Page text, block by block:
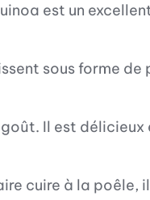
est un
sous forme de
Il est délicieux
cuire à la poêle,